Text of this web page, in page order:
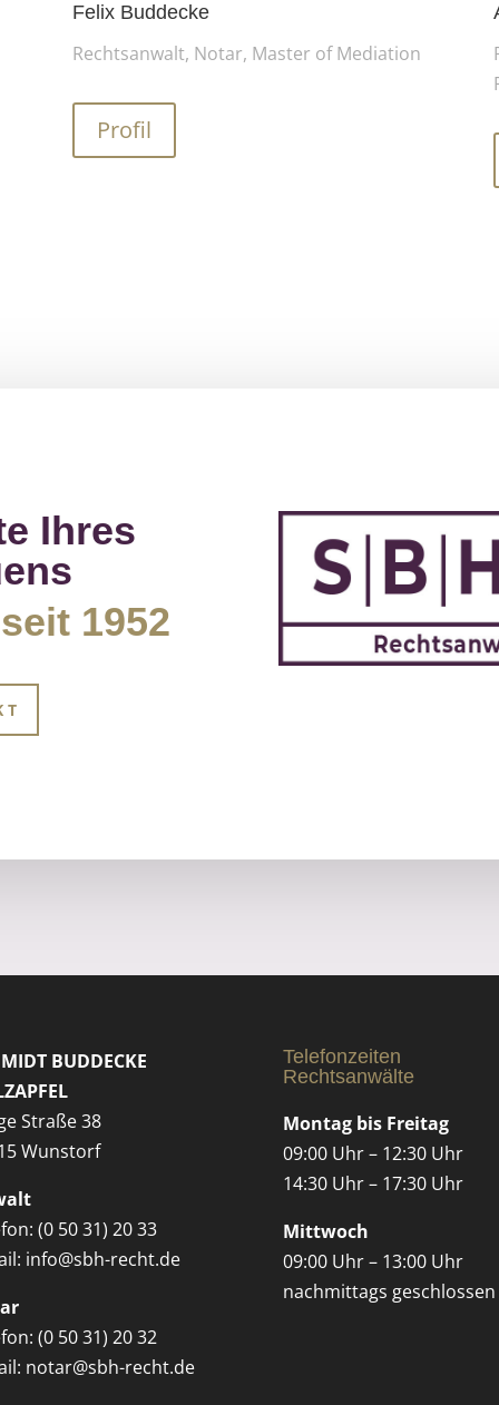
Felix Buddecke
Rechtsanwalt, Notar, Master of Mediation
Profil
Ihres
1952
BUDDECKE
Straße 38
Wunstorf
(0 50 31) 20 33
info@sbh-recht.de
(0 50 31) 20 32
notar@sbh-recht.de
Telefonzeiten
Rechtsanwälte
Montag bis Freitag
09:00 Uhr – 12:30 Uhr
14:30 Uhr – 17:30 Uhr
Mittwoch
09:00 Uhr – 13:00 Uhr
nachmittags geschlossen